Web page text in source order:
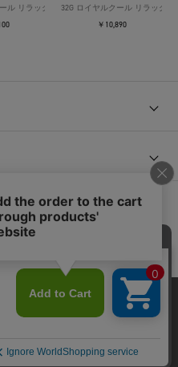
ル リラックスTシャツ32G ロイヤルクール リラックス
￥10,890
CO., LTD
す。クッキーはサイト内
況の分析からマーケティ
います。